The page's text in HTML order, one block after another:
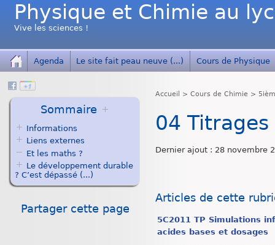
Physique et Chimie au
Vive les sciences !
Agenda Le site fait peau neuve (...) Cours de Physique
Accueil >Cours de Chimie >
04
Dernier ajout : 28 novembre
Articles de cette
5C2011 TP Simulations
acides bases et dosages
Sommaire
Informations
Liens externes
Et les maths ?
Le développement durable
? C’est dépassé (...)
Partager cette page